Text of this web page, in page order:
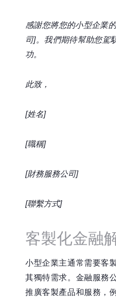
感謝您將您的小型企業
司]。我們期待幫助您駕
功。
此致，
[姓名]
[職稱]
[財務服務公司]
[聯繫方式]
客製化金融
小型企業主通常需要客
其獨特需求。金融服務
推廣客製產品和服務，